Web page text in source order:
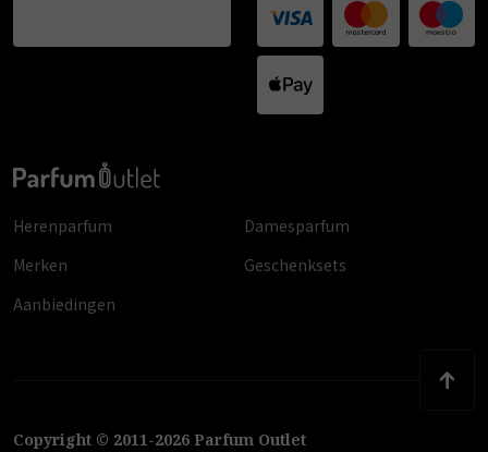
Herenparfum
Damesparfum
Merken
Geschenksets
Aanbiedingen
Copyright © 2011-2026 Parfum Outlet